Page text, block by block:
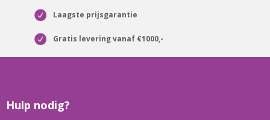
Laagste prijsgarantie
Gratis levering vanaf €1000,-
Hulp nodig?